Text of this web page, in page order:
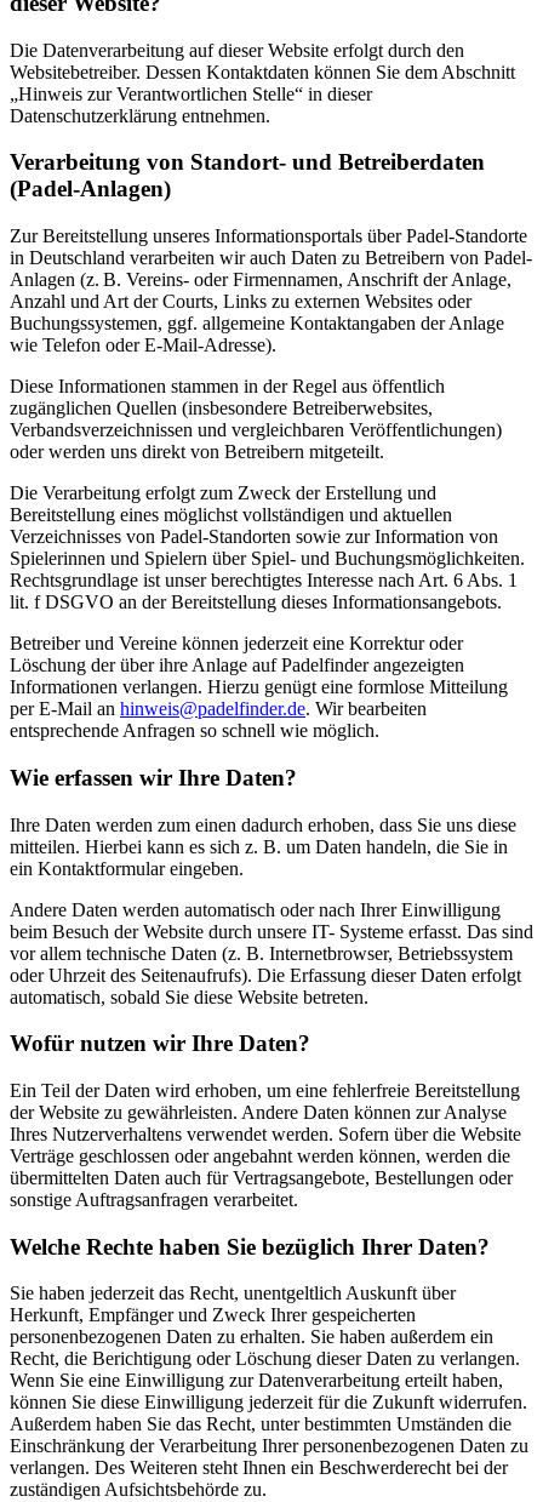
Die Datenverarbeitung auf dieser Website erfolgt durch den
Websitebetreiber. Dessen Kontaktdaten können Sie dem Abschnitt
„Hinweis zur Verantwortlichen Stelle“ in dieser
Datenschutzerklärung entnehmen.
Verarbeitung von Standort- und Betreiberdaten
(Padel-Anlagen)
Zur Bereitstellung unseres Informationsportals über Padel-Standorte
in Deutschland verarbeiten wir auch Daten zu Betreibern von Padel-
Anlagen (z. B. Vereins‑ oder Firmennamen, Anschrift der Anlage,
Anzahl und Art der Courts, Links zu externen Websites oder
Buchungssystemen, ggf. allgemeine Kontaktangaben der Anlage
wie Telefon oder E‑Mail-Adresse).
Diese Informationen stammen in der Regel aus öffentlich
zugänglichen Quellen (insbesondere Betreiberwebsites,
Verbandsverzeichnissen und vergleichbaren Veröffentlichungen)
oder werden uns direkt von Betreibern mitgeteilt.
Die Verarbeitung erfolgt zum Zweck der Erstellung und
Bereitstellung eines möglichst vollständigen und aktuellen
Verzeichnisses von Padel-Standorten sowie zur Information von
Spielerinnen und Spielern über Spiel‑ und Buchungsmöglichkeiten.
Rechtsgrundlage ist unser berechtigtes Interesse nach Art. 6 Abs. 1
lit. f DSGVO an der Bereitstellung dieses Informationsangebots.
Betreiber und Vereine können jederzeit eine Korrektur oder
Löschung der über ihre Anlage auf Padelfinder angezeigten
Informationen verlangen. Hierzu genügt eine formlose Mitteilung
per E‑Mail an hinweis@padelfinder.de. Wir bearbeiten
entsprechende Anfragen so schnell wie möglich.
Wie erfassen wir Ihre Daten?
Ihre Daten werden zum einen dadurch erhoben, dass Sie uns diese
mitteilen. Hierbei kann es sich z. B. um Daten handeln, die Sie in
ein Kontaktformular eingeben.
Andere Daten werden automatisch oder nach Ihrer Einwilligung
beim Besuch der Website durch unsere IT- Systeme erfasst. Das sind
vor allem technische Daten (z. B. Internetbrowser, Betriebssystem
oder Uhrzeit des Seitenaufrufs). Die Erfassung dieser Daten erfolgt
automatisch, sobald Sie diese Website betreten.
Wofür nutzen wir Ihre Daten?
Ein Teil der Daten wird erhoben, um eine fehlerfreie Bereitstellung
der Website zu gewährleisten. Andere Daten können zur Analyse
Ihres Nutzerverhaltens verwendet werden. Sofern über die Website
Verträge geschlossen oder angebahnt werden können, werden die
übermittelten Daten auch für Vertragsangebote, Bestellungen oder
sonstige Auftragsanfragen verarbeitet.
Welche Rechte haben Sie bezüglich Ihrer Daten?
Sie haben jederzeit das Recht, unentgeltlich Auskunft über
Herkunft, Empfänger und Zweck Ihrer gespeicherten
personenbezogenen Daten zu erhalten. Sie haben außerdem ein
Recht, die Berichtigung oder Löschung dieser Daten zu verlangen.
Wenn Sie eine Einwilligung zur Datenverarbeitung erteilt haben,
können Sie diese Einwilligung jederzeit für die Zukunft widerrufen.
Außerdem haben Sie das Recht, unter bestimmten Umständen die
Einschränkung der Verarbeitung Ihrer personenbezogenen Daten zu
verlangen. Des Weiteren steht Ihnen ein Beschwerderecht bei der
zuständigen Aufsichtsbehörde zu.